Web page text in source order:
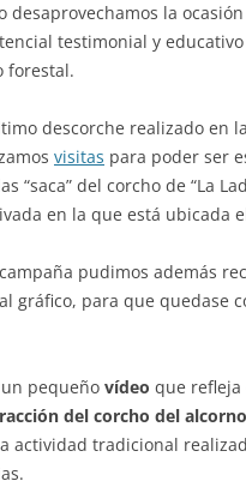
desaprovechamos la
testimonial y
forestal.
descorche realizado en
visitas para poder ser
“saca” del corcho de “La
en la que está ubicada
pudimos además
gráfico, para que quedase
pequeño vídeo que refleja
del corcho del
actividad tradicional